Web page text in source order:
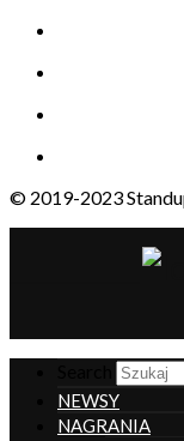
© 2019-2023
NEWSY
NAGRANIA